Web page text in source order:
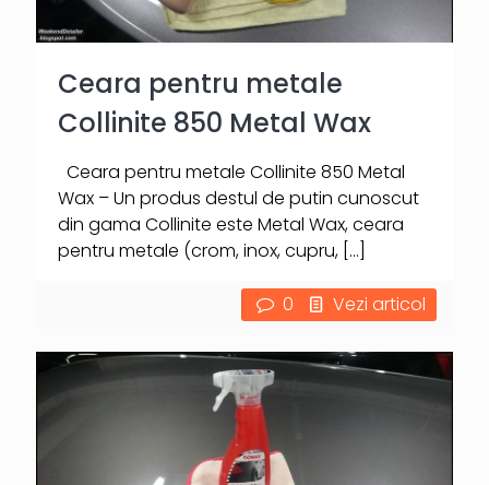
Ceara pentru metale
Collinite 850 Metal Wax
Ceara pentru metale Collinite 850 Metal
Wax – Un produs destul de putin cunoscut
din gama Collinite este Metal Wax, ceara
pentru metale (crom, inox, cupru, […]
0 Vezi articol